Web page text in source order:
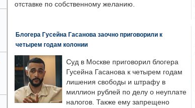
отставке по собственному желанию.
Блогера Гусейна Гасанова заочно приговорили к
четырем годам колонии
Суд в Москве приговорил блогера
Гусейна Гасанова к четырем годам
лишения свободы и штрафу в
миллион рублей по делу о неуплате
налогов. Также ему запрещено